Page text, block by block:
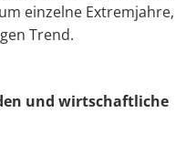
einzelne Extremjahre,
Trend.
und wirtschaftliche